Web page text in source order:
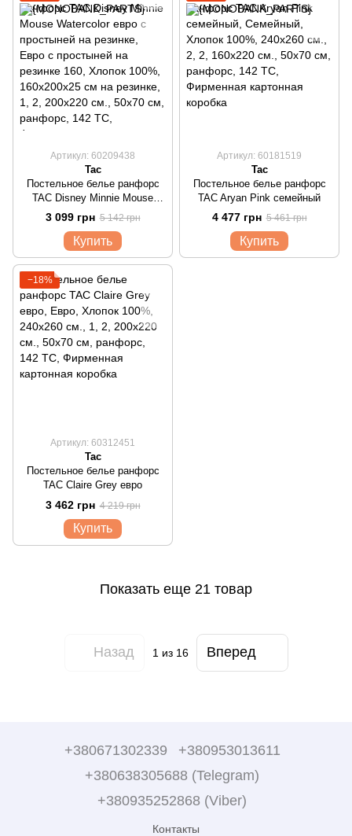
Артикул: 60209438
Tac
Постельное белье ранфорс
TAC Disney Minnie Mouse
Watercolor евро с простыней
на резинке
3 099 грн 5 142 грн
Купить
Артикул: 60181519
Tac
Постельное белье ранфорс
TAC Aryan Pink семейный
4 477 грн 5 461 грн
Купить
−18%
Артикул: 60312451
Tac
Постельное белье ранфорс
TAC Claire Grey евро
3 462 грн 4 219 грн
Купить
Показать еще 21 товар
Назад 1 из 16 Вперед
+380671302339
+380953013611
+380638305688 (Telegram)
+380935252868 (Viber)
Контакты